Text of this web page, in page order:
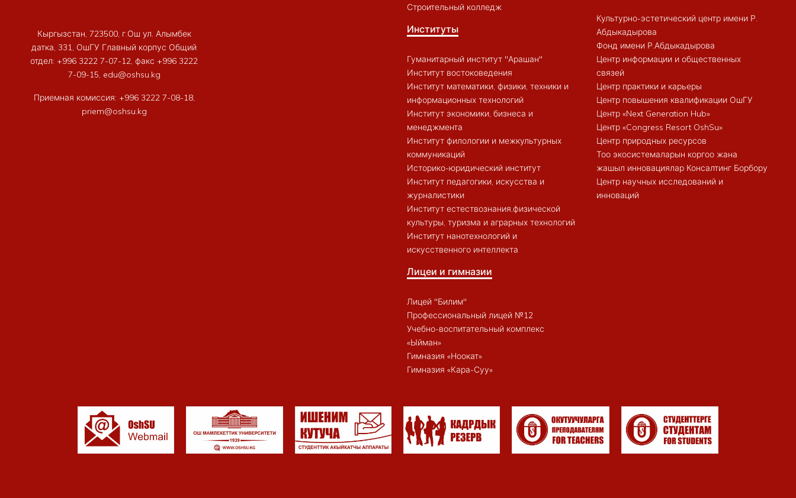
Кыргызстан, 723500, г.Ош ул. Алымбек
датка, 331, ОшГУ Главный корпус Общий
отдел: +996 3222 7-07-12, факс +996 3222
7-09-15, edu@oshsu.kg
Приемная комиссия: +996 3222 7-08-18,
priem@oshsu.kg
Строительный колледж
Институты
Гуманитарный институт "Арашан"
Институт востоковедения
Институт математики, физики, техники и
информационных технологий
Институт экономики, бизнеса и
менеджмента
Институт филологии и межкультурных
коммуникаций
Историко-юридический институт
Институт педагогики, искусства и
журналистики
Институт естествознания,физической
культуры, туризма и аграрных технологий
Институт нанотехнологий и
искусственного интеллекта
Лицеи и гимназии
Лицей "Билим"
Профессиональный лицей №12
Учебно-воспитательный комплекс
«Ыйман»
Гимназия «Ноокат»
Гимназия «Кара-Суу»
Культурно-эстетический центр имени Р.
Абдыкадырова
Фонд имени Р.Абдыкадырова
Центр информации и общественных
связей
Центр практики и карьеры
Центр повышения квалификации ОшГУ
Центр «Next Generation Hub»
Центр «Congress Resort OshSu»
Центр природных ресурсов
Тоо экосистемаларын коргоо жана
жашыл инновациялар Консалтинг Борбору
Центр научных исследований и
инноваций